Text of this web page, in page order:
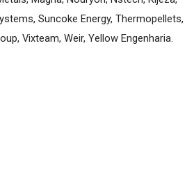
Suncoke Energy, Thermopellets,
Vixteam, Weir, Yellow Engenharia.